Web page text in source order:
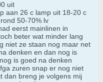
uit
aan 26 c lamp uit 18-20 c
50-70% lv
eerst mainlinen in
beter wat minder lang
niet ze staan nog maar net
denken en dan nog is
is goed na denken
zuren snap er nog niet
dan breng je volgens mij